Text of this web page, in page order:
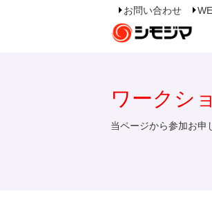
お問い合わせ
ワークシ
当ページから参加お申